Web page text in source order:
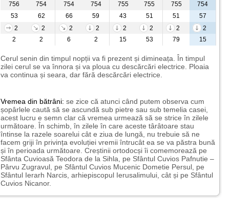
756
754 754 754 755 755 755
754
53
62 66 59 43 51 51
57
2
2 2 2 2 2 2
2
2
2 6 2 15 53 79 15
Cerul senin din timpul nopții va fi prezent și dimineața. În timpul
zilei cerul se va înnora și va ploua cu descărcări electrice. Ploaia
va continua și seara, dar fără descărcări electrice.
Vremea din bătrâni: se zice că atunci când putem observa cum
șopârlele caută să se ascundă sub pietre sau sub temelia casei,
acest lucru e semn clar că vremea urmează să se strice în zilele
următoare. În schimb, în zilele în care aceste târâtoare stau
întinse la razele soarelui cât e ziua de lungă, nu trebuie să ne
facem griji în privința evoluției vremii întrucât ea se va păstra bună
și în perioada următoare. Creștinii ortodocși îi comemorează pe
Sfânta Cuvioasă Teodora de la Sihla, pe Sfântul Cuvios Pafnutie –
Pârvu Zugravul, pe Sfântul Cuvios Mucenic Dometie Persul, pe
Sfântul Ierarh Narcis, arhiepiscopul Ierusalimului, cât și pe Sfântul
Cuvios Nicanor.